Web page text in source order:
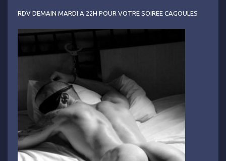
RDV DEMAIN MARDI A 22H POUR VOTRE SOIREE CAGOULES